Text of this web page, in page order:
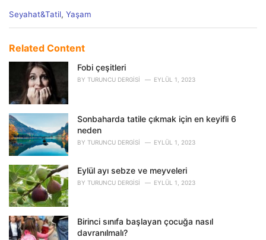
C
e
e
:
Seyahat&Tatil, Yaşam
Related Content
Fobi çeşitleri
BY TURUNCU DERGISI EYLÜL 1, 2023
Sonbaharda tatile çıkmak için en keyifli 6
neden
BY TURUNCU DERGISI EYLÜL 1, 2023
Eylül ayı sebze ve meyveleri
BY TURUNCU DERGISI EYLÜL 1, 2023
Birinci sınıfa başlayan çocuğa nasıl
davranılmalı?